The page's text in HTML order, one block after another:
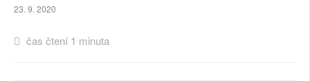
23. 9. 2020
čas čtení 1 minuta